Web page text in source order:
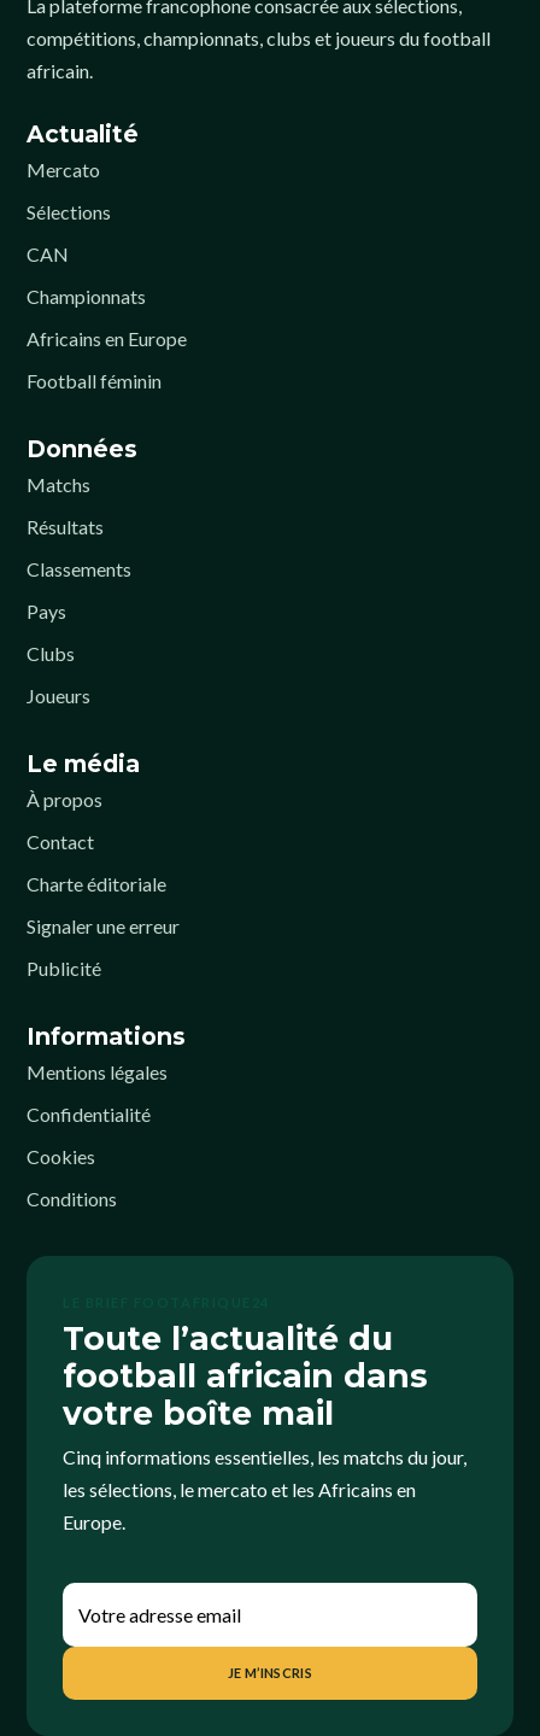
La plateforme francophone consacrée aux sélections,
compétitions, championnats, clubs et joueurs du football
africain.
Actualité
Mercato
Sélections
CAN
Championnats
Africains en Europe
Football féminin
Données
Matchs
Résultats
Classements
Pays
Clubs
Joueurs
Le média
À propos
Contact
Charte éditoriale
Signaler une erreur
Publicité
Informations
Mentions légales
Confidentialité
Cookies
Conditions
Toute l’actualité du
football africain dans
votre boîte mail
Cinq informations essentielles, les matchs du jour,
les sélections, le mercato et les Africains en
Europe.
JE M’INSCRIS